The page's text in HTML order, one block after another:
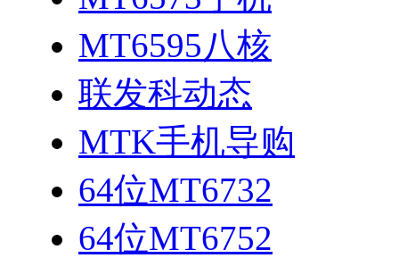
MT6595八核
联发科动态
MTK手机导购
64位MT6732
64位MT6752